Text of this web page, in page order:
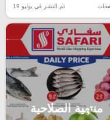
تم النشر في يوليو 19
منتهية الصلاحية